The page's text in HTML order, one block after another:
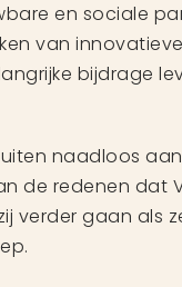
en sociale
van
bijdrage
naadloos
de redenen dat
verder gaan als